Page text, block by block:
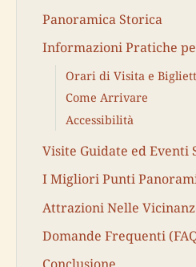
Panoramica Storica
Informazioni Pratiche
Orari di Visita e
Come Arrivare
Accessibilità
Visite Guidate ed Eventi
I Migliori Punti
Attrazioni Nelle
Domande Frequenti